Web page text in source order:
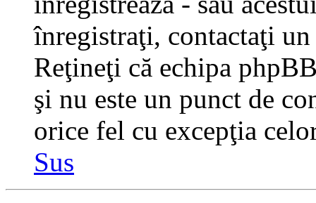
înregistraţi, contactaţi
Reţineţi că echipa
şi nu este un punct de
orice fel cu excepţia
Sus